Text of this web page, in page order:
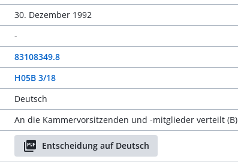
30. Dezember 1992
-
83108349.8
H05B 3/18
Deutsch
An die Kammervorsitzenden und -mitglieder verteilt (B)
Entscheidung auf Deutsch